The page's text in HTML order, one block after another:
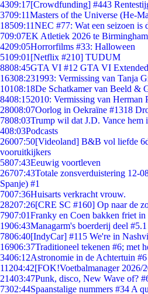
4309:17[Crowdfunding] #443
3709:11Masters of the Universe (He-
18509:11NEC #77: Wat een seizoen is
709:07EK Atletiek 2026 te Birmingham
4209:05Horrorfilms #33: Halloween
5109:01 [Netflix #210] TUDUM
8808:45GTA VI #12 GTA VI
16308:231993: Vermissing van Tanja
10108:18De Schatkamer van Beeld &
8408:152010: Vermissing van Herman
28008:07Oorlog in Oekraïne #1318
7808:03Trump wil dat J.D. Vance hem
408:03Podcasts
26007:50[Videoland] B&B vol liefde
vooruitkijkers
5807:43Eeuwig voortleven
26707:43Totale zonsverduistering 12-
Spanje) #1
7007:36Huisarts verkracht vrouw.
28207:26[CRE SC #160] Op naar de
7907:01Franky en Coen bakken friet
1906:43Managarm's boerderij deel #5.1
7806:40[IndyCar] #115 We're in
16906:37Traditioneel tekenen #6; met
3406:12Astronomie in de Achtertuin #6
11204:42[FOK!Voetbalmanager 2026/
21403:47Punk, disco, New Wave of?
7302:44Spaanstalige nummers #34 A